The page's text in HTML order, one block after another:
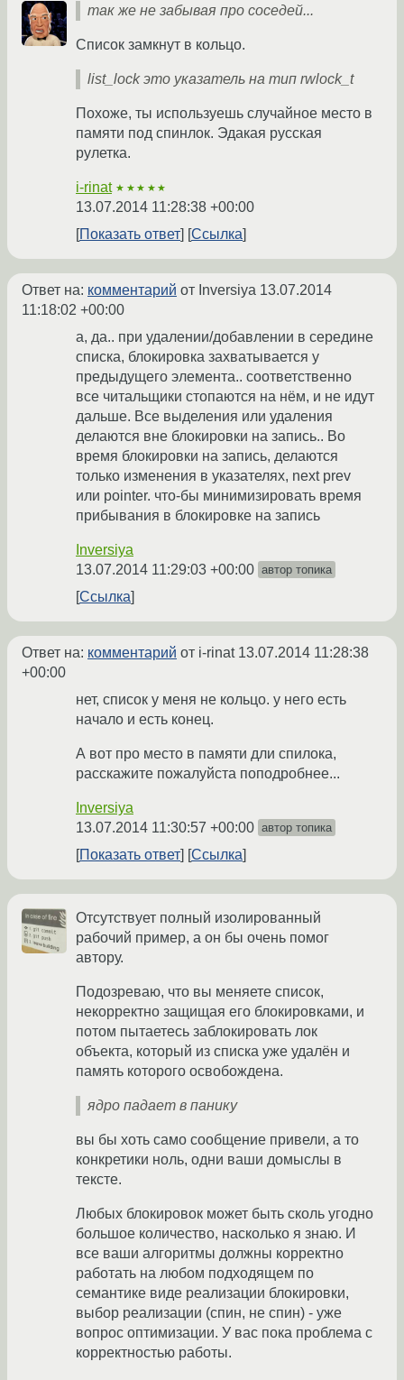
так же не забывая про соседей...
Список замкнут в кольцо.
list_lock это указатель на тип rwlock_t
Похоже, ты используешь случайное место в
памяти под спинлок. Эдакая русская
рулетка.
i-rinat ★★★★★
13.07.2014 11:28:38 +00:00
Показать ответ
Ссылка
Ответ на: комментарий от Inversiya 13.07.2014
11:18:02 +00:00
а, да.. при удалении/добавлении в середине
списка, блокировка захватывается у
предыдущего элемента.. соответственно
все читальщики стопаются на нём, и не идут
дальше. Все выделения или удаления
делаются вне блокировки на запись.. Во
время блокировки на запись, делаются
только изменения в указателях, next prev
или pointer. что-бы минимизировать время
прибывания в блокировке на запись
Inversiya
13.07.2014 11:29:03 +00:00 автор топика
Ссылка
Ответ на: комментарий от i-rinat 13.07.2014 11:28:38
+00:00
нет, список у меня не кольцо. у него есть
начало и есть конец.
А вот про место в памяти дли спилока,
расскажите пожалуйста поподробнее...
Inversiya
13.07.2014 11:30:57 +00:00 автор топика
Показать ответ Ссылка
Отсутствует полный изолированный
рабочий пример, а он бы очень помог
автору.
Подозреваю, что вы меняете список,
некорректно защищая его блокировками, и
потом пытаетесь заблокировать лок
объекта, который из списка уже удалён и
память которого освобождена.
ядро падает в панику
вы бы хоть само сообщение привели, а то
конкретики ноль, одни ваши домыслы в
тексте.
Любых блокировок может быть сколь угодно
большое количество, насколько я знаю. И
все ваши алгоритмы должны корректно
работать на любом подходящем по
семантике виде реализации блокировки,
выбор реализации (спин, не спин) - уже
вопрос оптимизации. У вас пока проблема с
корректностью работы.